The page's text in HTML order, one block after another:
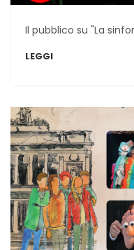
Il pubblico su "La
LEGGI